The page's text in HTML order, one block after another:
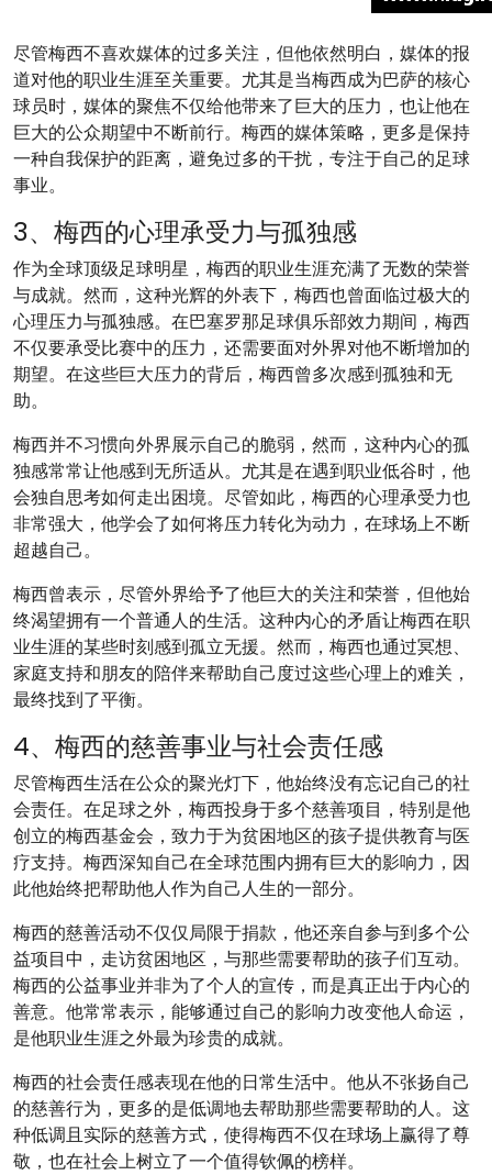
尽管梅西不喜欢媒体的过多关注，但他依然明白，媒体的报
道对他的职业生涯至关重要。尤其是当梅西成为巴萨的核心
球员时，媒体的聚焦不仅给他带来了巨大的压力，也让他在
巨大的公众期望中不断前行。梅西的媒体策略，更多是保持
一种自我保护的距离，避免过多的干扰，专注于自己的足球
事业。
3、梅西的心理承受力与孤独感
作为全球顶级足球明星，梅西的职业生涯充满了无数的荣誉
与成就。然而，这种光辉的外表下，梅西也曾面临过极大的
心理压力与孤独感。在巴塞罗那足球俱乐部效力期间，梅西
不仅要承受比赛中的压力，还需要面对外界对他不断增加的
期望。在这些巨大压力的背后，梅西曾多次感到孤独和无
助。
梅西并不习惯向外界展示自己的脆弱，然而，这种内心的孤
独感常常让他感到无所适从。尤其是在遇到职业低谷时，他
会独自思考如何走出困境。尽管如此，梅西的心理承受力也
非常强大，他学会了如何将压力转化为动力，在球场上不断
超越自己。
梅西曾表示，尽管外界给予了他巨大的关注和荣誉，但他始
终渴望拥有一个普通人的生活。这种内心的矛盾让梅西在职
业生涯的某些时刻感到孤立无援。然而，梅西也通过冥想、
家庭支持和朋友的陪伴来帮助自己度过这些心理上的难关，
最终找到了平衡。
4、梅西的慈善事业与社会责任感
尽管梅西生活在公众的聚光灯下，他始终没有忘记自己的社
会责任。在足球之外，梅西投身于多个慈善项目，特别是他
创立的梅西基金会，致力于为贫困地区的孩子提供教育与医
疗支持。梅西深知自己在全球范围内拥有巨大的影响力，因
此他始终把帮助他人作为自己人生的一部分。
梅西的慈善活动不仅仅局限于捐款，他还亲自参与到多个公
益项目中，走访贫困地区，与那些需要帮助的孩子们互动。
梅西的公益事业并非为了个人的宣传，而是真正出于内心的
善意。他常常表示，能够通过自己的影响力改变他人命运，
是他职业生涯之外最为珍贵的成就。
梅西的社会责任感表现在他的日常生活中。他从不张扬自己
的慈善行为，更多的是低调地去帮助那些需要帮助的人。这
种低调且实际的慈善方式，使得梅西不仅在球场上赢得了尊
敬，也在社会上树立了一个值得钦佩的榜样。